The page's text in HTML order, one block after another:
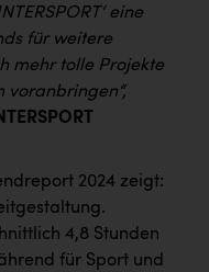
eine
für weitere
mehr tolle Projekte
voranbringen“,
2024 zeigt:
4,8 Stunden
für Sport und